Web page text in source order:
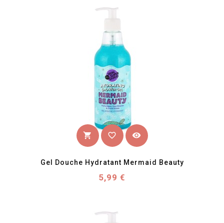
shopping_cart favorite_border visibility
Gel Douche Hydratant Mermaid Beauty
Prix
5,99 €